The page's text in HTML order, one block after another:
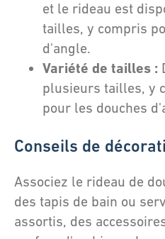
et le rideau est
tailles, y compris
d'angle.
Variété de tailles :
plusieurs tailles, y
pour les douches
Conseils de
Associez le rideau de
des tapis de bain ou
assortis, des